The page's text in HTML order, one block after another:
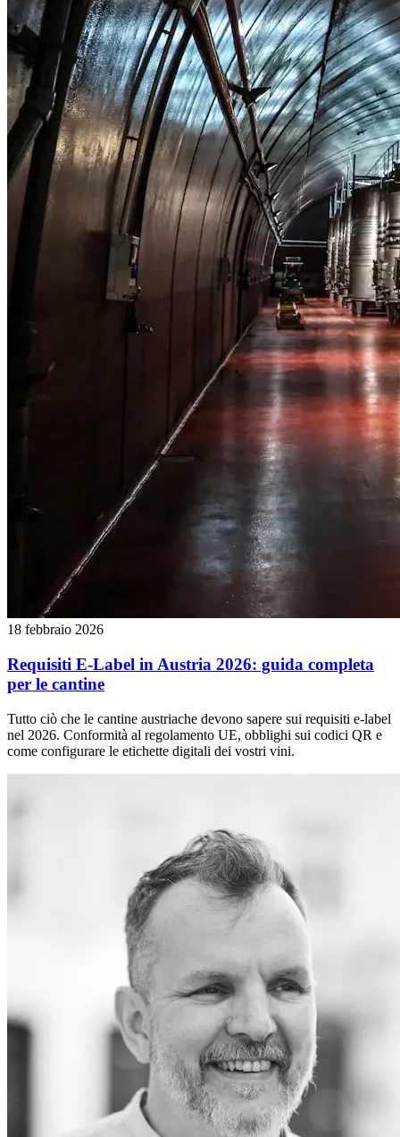
18 febbraio 2026
Requisiti E-Label in Austria 2026: guida completa
per le cantine
Tutto ciò che le cantine austriache devono sapere sui requisiti e-label
nel 2026. Conformità al regolamento UE, obblighi sui codici QR e
come configurare le etichette digitali dei vostri vini.